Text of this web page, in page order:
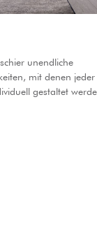
unendliche
mit denen jeder
gestaltet